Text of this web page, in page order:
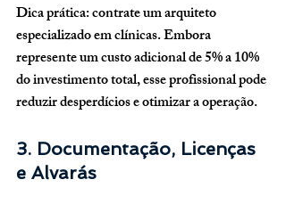
Dica prática: contrate um arquiteto
especializado em clínicas. Embora
represente um custo adicional de 5% a 10%
do investimento total, esse profissional pode
reduzir desperdícios e otimizar a operação.
3. Documentação, Licenças
e Alvarás